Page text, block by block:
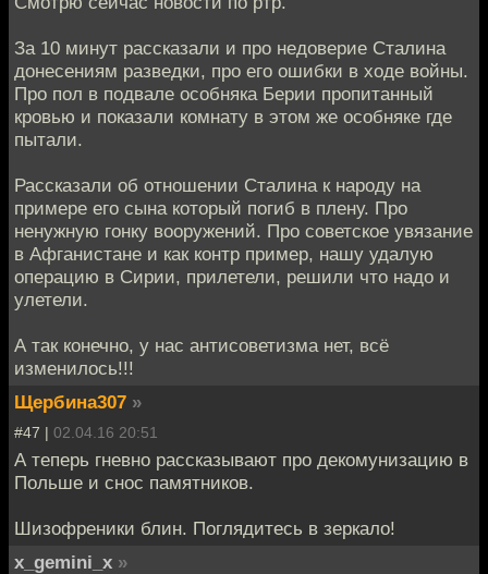
За 10 минут рассказали и про недоверие Сталина
донесениям разведки, про его ошибки в ходе войны.
Про пол в подвале особняка Берии пропитанный
кровью и показали комнату в этом же особняке где
пытали.
Рассказали об отношении Сталина к народу на
примере его сына который погиб в плену. Про
ненужную гонку вооружений. Про советское увязание
в Афганистане и как контр пример, нашу удалую
операцию в Сирии, прилетели, решили что надо и
улетели.
А так конечно, у нас антисоветизма нет, всё
изменилось!!!
Щербина307 »
#47 | 02.04.16 20:51
А теперь гневно рассказывают про декомунизацию в
Польше и снос памятников.
Шизофреники блин. Поглядитесь в зеркало!
x_gemini_x »